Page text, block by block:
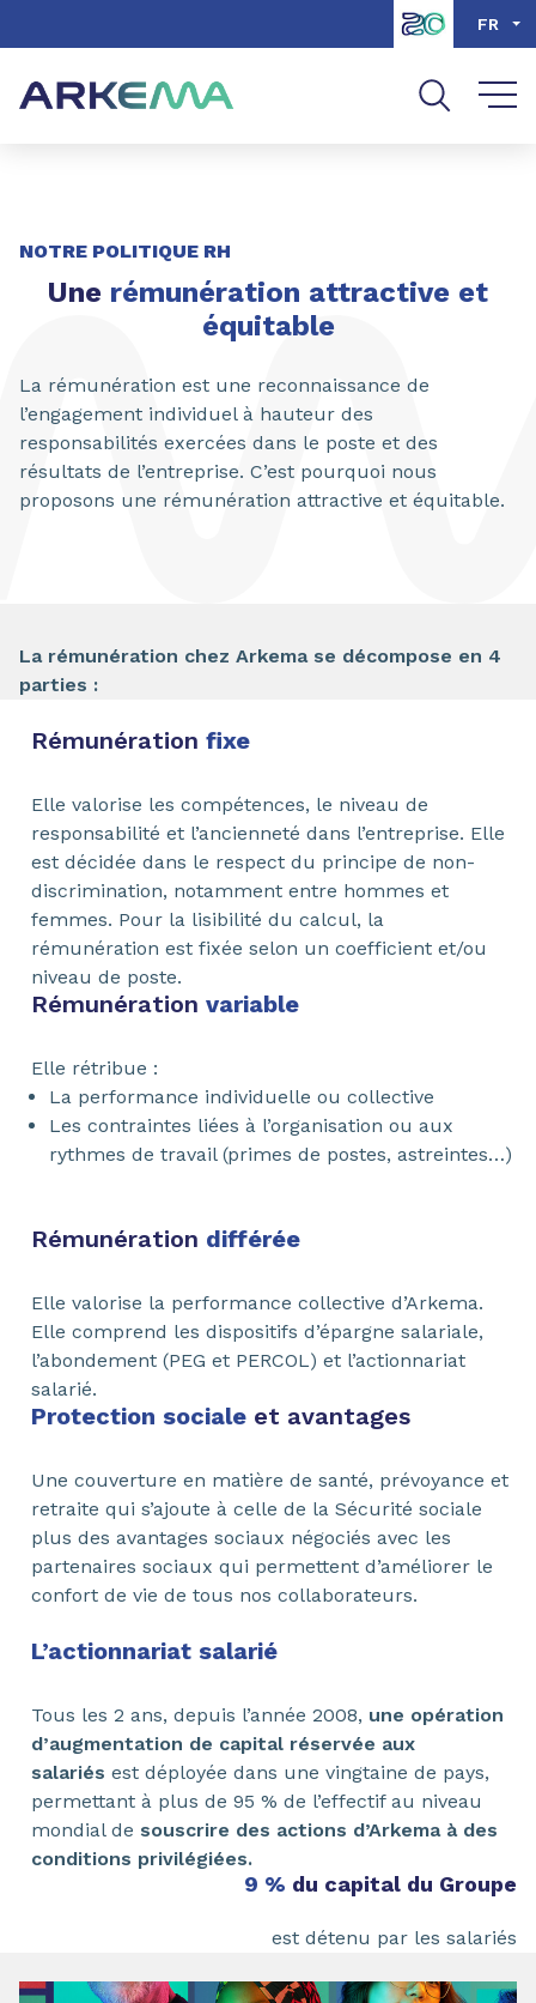
Aller à la recherche
FR
NOTRE POLITIQUE RH
Une rémunération attractive et
équitable
La rémunération est une reconnaissance de
l’engagement individuel à hauteur des
responsabilités exercées dans le poste et des
résultats de l’entreprise. C’est pourquoi nous
proposons une rémunération attractive et équitable.
La rémunération chez Arkema se décompose en 4
parties :
Rémunération fixe
Elle valorise les compétences, le niveau de
responsabilité et l’ancienneté dans l’entreprise. Elle
est décidée dans le respect du principe de non-
discrimination, notamment entre hommes et
femmes. Pour la lisibilité du calcul, la
rémunération est fixée selon un coefficient et/ou
niveau de poste.
Rémunération variable
Elle rétribue :
La performance individuelle ou collective
Les contraintes liées à l’organisation ou aux
rythmes de travail (primes de postes, astreintes…)
Rémunération différée
Elle valorise la performance collective d’Arkema.
Elle comprend les dispositifs d’épargne salariale,
l’abondement (PEG et PERCOL) et l’actionnariat
salarié.
Protection sociale et avantages
Une couverture en matière de santé, prévoyance et
retraite qui s’ajoute à celle de la Sécurité sociale
plus des avantages sociaux négociés avec les
partenaires sociaux qui permettent d’améliorer le
confort de vie de tous nos collaborateurs.
L’actionnariat salarié
Tous les 2 ans, depuis l’année 2008, une opération
d’augmentation de capital réservée aux
salariés est déployée dans une vingtaine de pays,
permettant à plus de 95 % de l’effectif au niveau
mondial de souscrire des actions d’Arkema à des
conditions privilégiées.
9 % du capital du Groupe
est détenu par les salariés